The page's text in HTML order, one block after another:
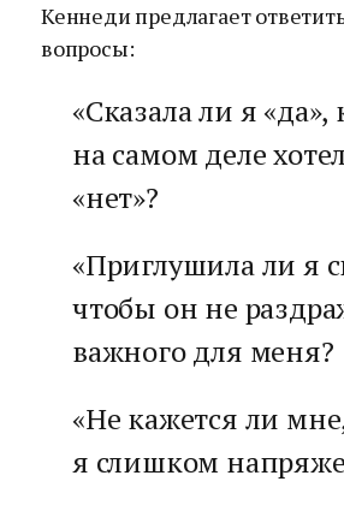
Кеннеди предлагает
вопросы:
«Сказала ли я «да»,
на самом деле
«нет»?
«Приглушила ли я
чтобы он не
важного для меня?
«Не кажется ли
я слишком